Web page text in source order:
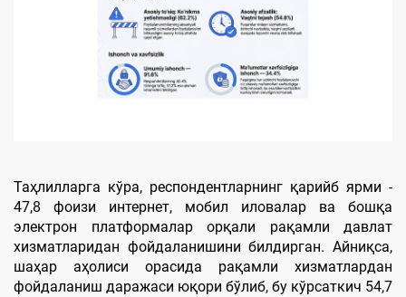
Таҳлилларга кўра, респондентларнинг қарийб ярми -
47,8 фоизи интернет, мобил иловалар ва бошқа
электрон платформалар орқали рақамли давлат
хизматларидан фойдаланишини билдирган. Айниқса,
шаҳар аҳолиси орасида рақамли хизматлардан
фойдаланиш даражаси юқори бўлиб, бу кўрсаткич 54,7